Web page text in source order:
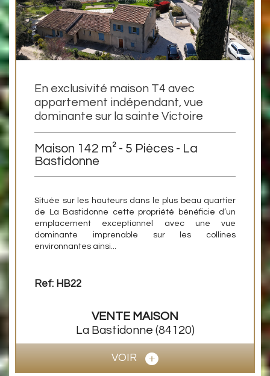
En exclusivité maison T4 avec
appartement indépendant, vue
dominante sur la sainte Victoire
Maison 142 m² - 5 Pièces - La
Bastidonne
Située sur les hauteurs dans le plus beau quartier
de La Bastidonne cette propriété bénéficie d’un
emplacement exceptionnel avec une vue
dominante imprenable sur les collines
environnantes ainsi...
Ref: HB22
VENTE MAISON
La Bastidonne (84120)
VOIR